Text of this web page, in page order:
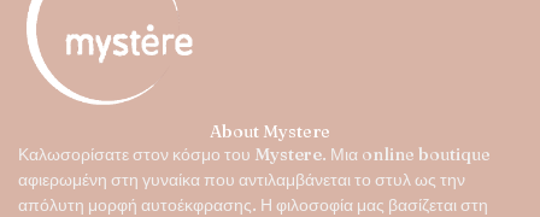
σελίδα
του
προϊόντος
About Mystere
Καλωσορίσατε στον κόσμο του Mystere. Μια online boutique
αφιερωμένη στη γυναίκα που αντιλαμβάνεται το στυλ ως την
απόλυτη μορφή αυτοέκφρασης. Η φιλοσοφία μας βασίζεται στη